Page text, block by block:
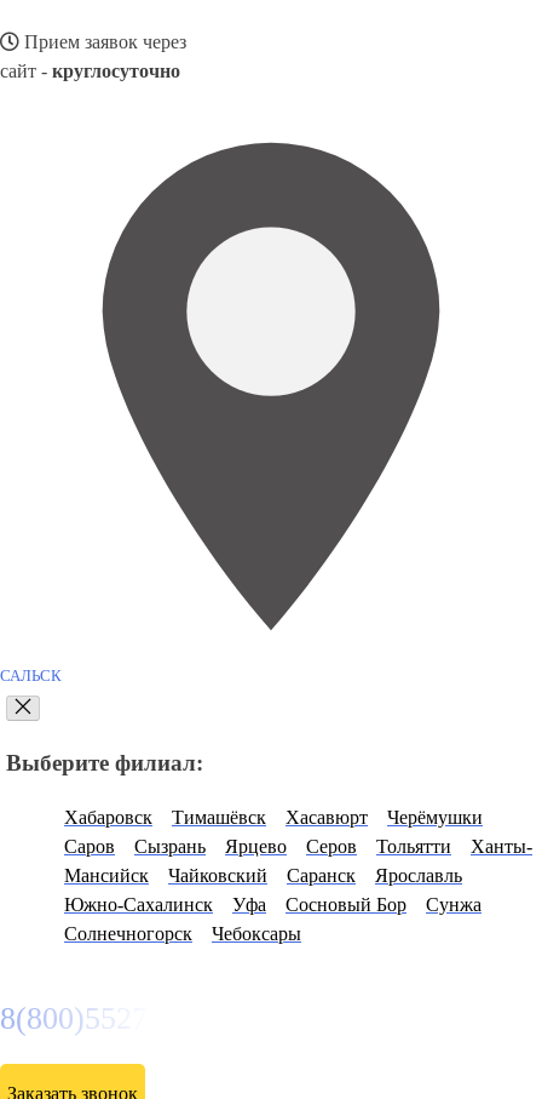
Прием заявок через
сайт - круглосуточно
САЛЬСК
Выберите филиал:
Хабаровск Тимашёвск Хасавюрт
Черёмушки
Саров
Сызрань Ярцево Серов Тольятти
Ханты-
Мансийск
Чайковский Саранск
Ярославль
Южно-Сахалинск
Уфа Сосновый Бор
Сунжа
Солнечногорск
Чебоксары
8(800)5527584
Заказать звонок